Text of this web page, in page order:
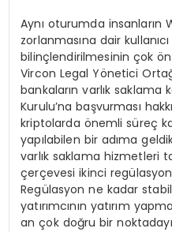
Aynı oturumda insanların
zorlanmasına dair kullanıcı
bilinçlendirilmesinin çok
Vircon Legal Yönetici
bankaların varlık saklama
Kurulu’na başvurması
kriptolarda önemli süreç
yapılabilen bir adıma
varlık saklama hizmetleri
çerçevesi ikinci
Regülasyon ne kadar
yatırımcının yatırım
an çok doğru bir